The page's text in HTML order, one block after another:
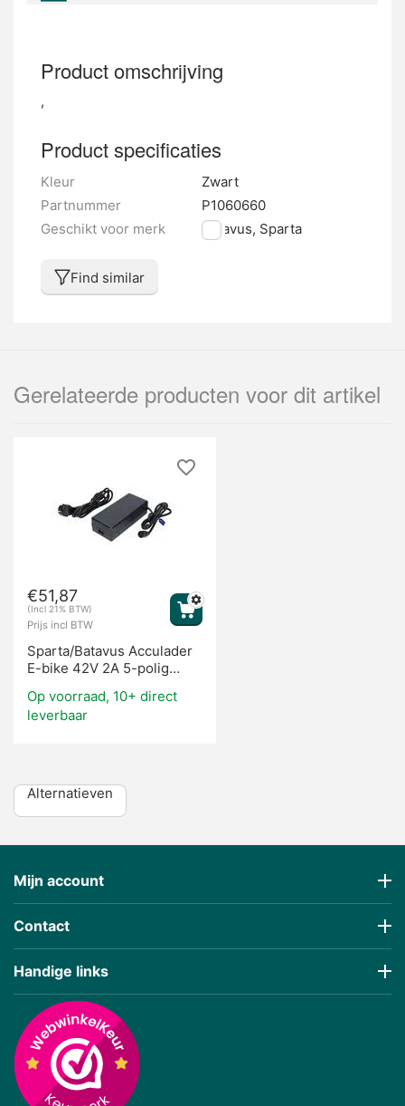
Product omschrijving
,
Product specificaties
Kleur
Zwart
Partnummer
P1060660
Geschikt voor merk
Batavus, Sparta
Find similar
Gerelateerde producten voor dit artikel
€51,87
(Incl 21% BTW)
Prijs incl BTW
Sparta/Batavus Acculader
E-bike 42V 2A 5-polig
Op voorraad, 10+ direct
leverbaar
Alternatieven
Mijn account
Contact
Handige links